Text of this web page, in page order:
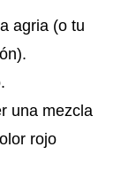
agria (o tu
una mezcla
rojo